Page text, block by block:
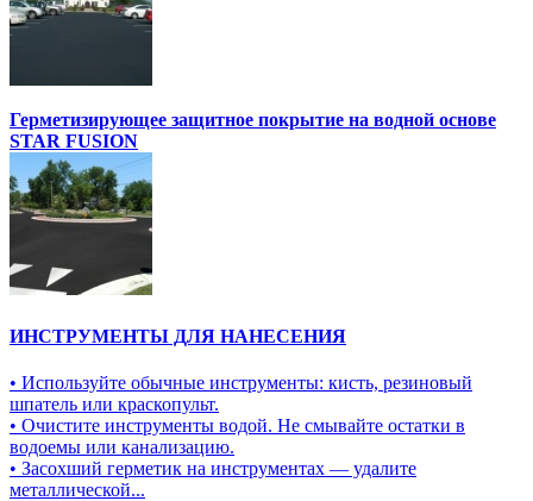
Герметизирующее защитное покрытие на водной основе
STAR FUSION
ИНСТРУМЕНТЫ ДЛЯ НАНЕСЕНИЯ
• Используйте обычные инструменты: кисть, резиновый
шпатель или краскопульт.
• Очистите инструменты водой. Не смывайте остатки в
водоемы или канализацию.
• Засохший герметик на инструментах — удалите
металлической...